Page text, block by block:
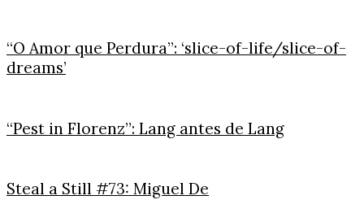
“O Amor que Perdura”: ‘slice-of-life/slice-of-
dreams’
“Pest in Florenz”: Lang antes de Lang
Steal a Still #73: Miguel De